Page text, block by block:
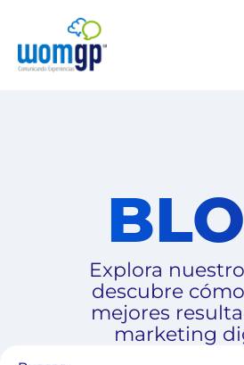
Explora
descubre
mejores
marketing